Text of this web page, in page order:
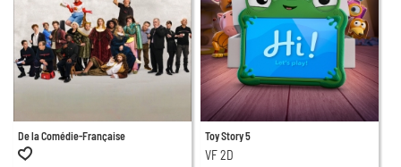
De la Comédie-Française Toy Story 5
VF 2D